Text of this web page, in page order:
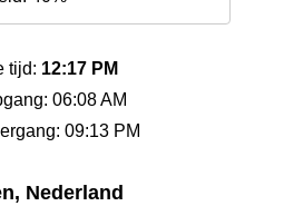
tijd: 12:17 PM
06:08 AM
09:13 PM
Nederland